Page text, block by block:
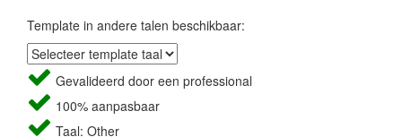
Template in andere talen beschikbaar:
Gevalideerd door een professional
100% aanpasbaar
Taal: Other